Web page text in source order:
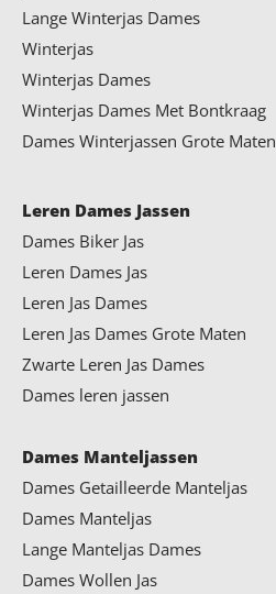
Lange Winterjas Dames
Winterjas
Winterjas Dames
Winterjas Dames Met Bontkraag
Dames Winterjassen Grote Maten
Leren Dames Jassen
Dames Biker Jas
Leren Dames Jas
Leren Jas Dames
Leren Jas Dames Grote Maten
Zwarte Leren Jas Dames
Dames leren jassen
Dames Manteljassen
Dames Getailleerde Manteljas
Dames Manteljas
Lange Manteljas Dames
Dames Wollen Jas